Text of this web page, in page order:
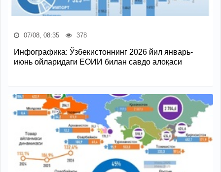
07/08, 08:35 378
Инфографика: Ўзбекистоннинг 2026 йил январь-
июнь ойларидаги ЕОИИ билан савдо алоқаси